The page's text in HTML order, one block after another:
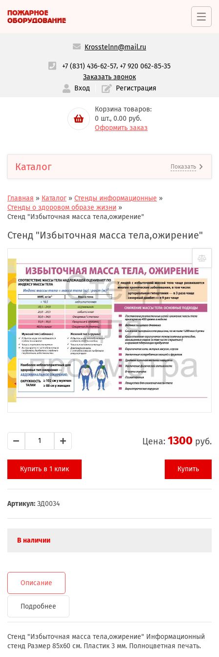
Krosstelnn@mail.ru
+7 (831) 436-62-57,+7 920 062-85-35
Заказать звонок
Вход
Регистрация
Корзина товаров:
0 шт., 0.00 руб.
Оформить заказ
Каталог Показать
Главная » Каталог » Стенды информационные »
Стенды о здоровом образе жизни »
Стенд "Избыточная масса тела,ожирение"
Стенд "Избыточная масса тела,ожирение"
Цена: 1300 руб.
Купить в 1 клик Купить
Артикул: ЗД0034
В наличии
Описание
Подробнее
Стенд "Избыточная масса тела,ожирение" Информационный
стенд Размер 85х60 см. Пластик 3 мм. Полноцветная печать.